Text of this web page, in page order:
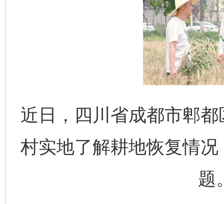
近日，四川省成都市郫
村实地了解耕地恢复情
题